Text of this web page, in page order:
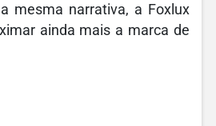
mesma narrativa, a Foxlux
ainda mais a marca de